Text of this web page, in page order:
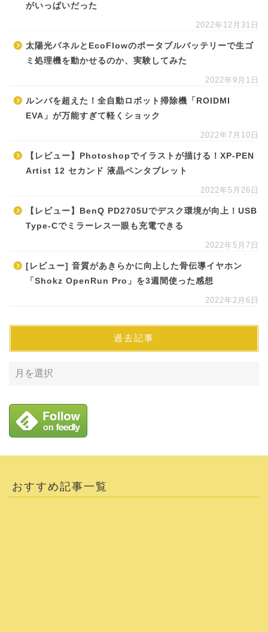
がいっぱいだった
2022年12月31日
太陽光パネルとEcoFlowのポータブルバッテリーで生ゴ
ミ処理機を動かせるのか、実験してみた
2022年9月1日
ルンバを超えた！全自動ロボット掃除機「ROIDMI
EVA」が万能すぎて軽くショック
2022年7月10日
【レビュー】Photoshopでイラストが描ける！XP-PEN
Artist 12 セカンド 液晶ペンタブレット
2022年5月26日
【レビュー】BenQ PD2705Uでデスク環境が向上！USB
Type-Cでミラーレス一眼も充電できる
2022年5月7日
[レビュー] 音質があきらかに向上した骨伝導イヤホン
「Shokz OpenRun Pro」を3週間使った感想
2022年2月6日
過去記事
おすすめ記事一覧